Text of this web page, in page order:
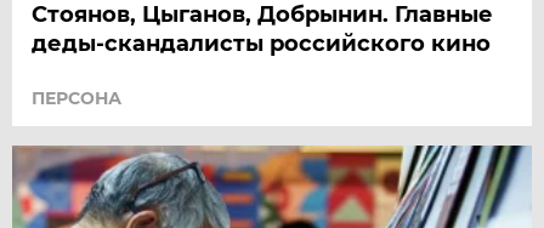
Стоянов, Цыганов, Добрынин. Главные
деды-скандалисты российского кино
ПЕРСОНА